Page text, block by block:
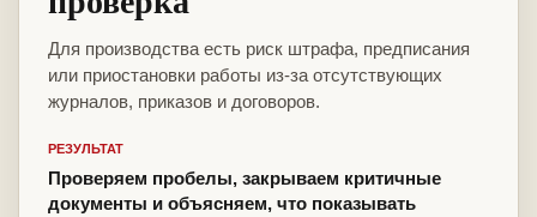
Для производства есть риск штрафа, предписания
или приостановки работы из-за отсутствующих
журналов, приказов и договоров.
РЕЗУЛЬТАТ
Проверяем пробелы, закрываем критичные
документы и объясняем, что показывать